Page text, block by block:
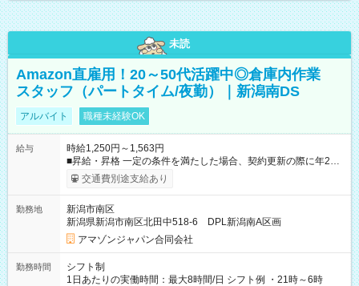
未読
Amazon直雇用！20～50代活躍中◎倉庫内作業
スタッフ（パートタイム/夜勤）｜新潟南DS
アルバイト 職種未経験OK
給与
時給1,250円～1,563円
■昇給・昇格 一定の条件を満たした場合、契約更新の際に年2回
まで昇給の機会があります。 ■正社員登用制度あり ※月末締/翌
月25日支払い ※時間外手当、別途支給 ※深夜割増賃金 (22:00～
☆Amazon直雇用で安定して働けます！ 【試用期間】試用期間
あり 試用期間の長さ：1週間 雇用形態、給与は本採用時と同じ
です。
交通費別途支給あり
勤務地
新潟市南区
新潟県新潟市南区北田中518-6 DPL新潟南A区画
アマゾンジャパン合同会社
勤務時間
シフト制
1日あたりの実働時間：最大8時間/日 シフト例 ・21時～6時